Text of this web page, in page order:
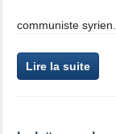
communiste syrien...
Lire la suite